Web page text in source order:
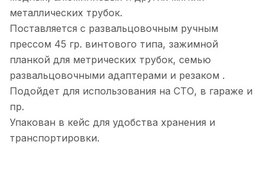
металлических трубок.
Поставляется с развальцовочным ручным
прессом 45 гр. винтового типа, зажимной
планкой для метрических трубок, семью
развальцовочными адаптерами и резаком .
Подойдет для использования на СТО, в гараже и
пр.
Упакован в кейс для удобства хранения и
транспортировки.